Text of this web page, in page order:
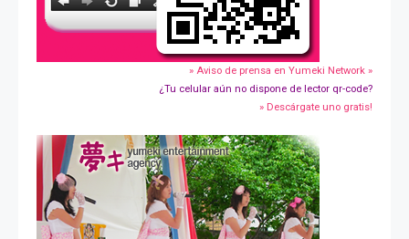
» Aviso de prensa en Yumeki Network »
¿Tu celular aún no dispone de lector qr-code?
» Descárgate uno gratis!